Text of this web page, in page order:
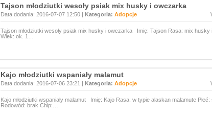
Tajson młodziutki wesoły psiak mix husky i owczarka
Data dodania: 2016-07-07 12:50 | Kategoria: Adopcje
Tajson młodziutki wesoły psiak mix husky i owczarka Imię: Tajson Rasa: mix husky
Wiek: ok. 1…
Kajo młodziutki wspaniały malamut
Data dodania: 2016-07-06 23:21 | Kategoria: Adopcje
Kajo młodziutki wspaniały malamut Imię: Kajo Rasa: w typie alaskan malamute
Rodowód: brak Chip:…